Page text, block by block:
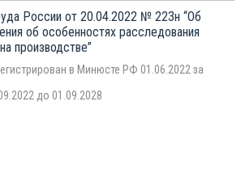
России от 20.04.2022 № 223н “Об
об особенностях расследования
производстве”
в Минюсте РФ 01.06.2022 за
до 01.09.2028